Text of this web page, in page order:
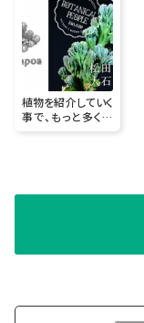
植物を紹介していく
事で、もっと多くの
方に植物の不思議